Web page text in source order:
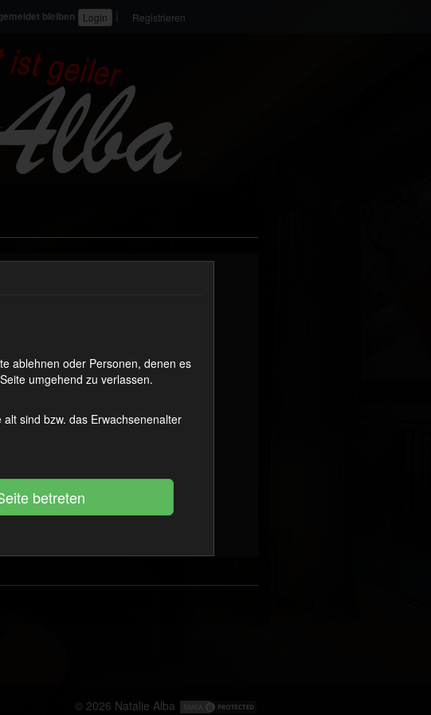
bleiben Registrieren
© 2026 Natalie Alba
ablehnen oder Personen, denen es
umgehend zu verlassen.
sind bzw. das Erwachsenenalter